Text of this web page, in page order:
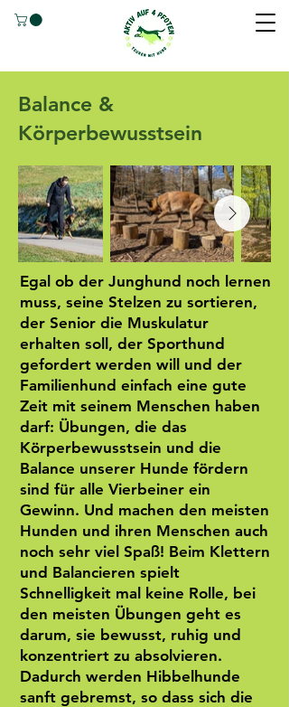
Balance &
Körperbewusstsein
Egal ob der Junghund noch lernen
muss, seine Stelzen zu sortieren,
der Senior die Muskulatur
erhalten soll, der Sporthund
gefordert werden will und der
Familienhund einfach eine gute
Zeit mit seinem Menschen haben
darf: Übungen, die das
Körperbewusstsein und die
Balance unserer Hunde fördern
sind für alle Vierbeiner ein
Gewinn. Und machen den meisten
Hunden und ihren Menschen auch
noch sehr viel Spaß! Beim Klettern
und Balancieren spielt
Schnelligkeit mal keine Rolle, bei
den meisten Übungen geht es
darum, sie bewusst, ruhig und
konzentriert zu absolvieren.
Dadurch werden Hibbelhunde
sanft gebremst, so dass sich die